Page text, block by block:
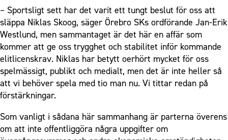
Julshow
Inspiration
Vanliga frågor om 1910 Event
Himmelsblå Tillsammans
Karriärakademin
Grundskolefotboll mot rasismer
Skolakademier
Fonder
Historik – damlaget
Närstående organisationer
Policydokument
Personuppgiftspolicy
– Sportsligt sett har det varit ett tungt beslut för oss att
släppa Niklas Skoog, säger Örebro SKs ordförande Jan-Erik
Westlund, men sammantaget är det här en affär som
kommer att ge oss trygghet och stabilitet inför kommande
elitlicenskrav. Niklas har betytt oerhört mycket för oss
spelmässigt, publikt och medialt, men det är inte heller så
att vi behöver spela med tio man nu. Vi tittar redan på
förstärkningar.
Som vanligt i sådana här sammanhang är parterna överens
om att inte offentliggöra några uppgifter om